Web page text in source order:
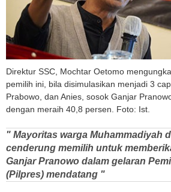
Direktur SSC, Mochtar Oetomo
pemilih ini, bila disimulasikan menjadi 3
Prabowo, dan Anies, sosok Ganjar
dengan meraih 40,8 persen. Foto: Ist.
" Mayoritas warga Muhammadiyah
cenderung memilih untuk
Ganjar Pranowo dalam gelaran
(Pilpres) mendatang "